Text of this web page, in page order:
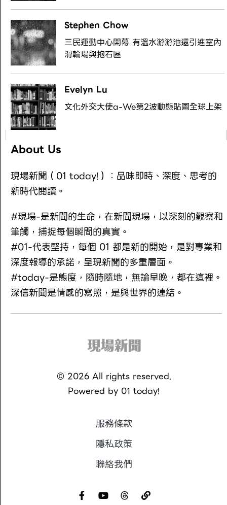
Stephen Chow
三民運動中心開幕 有溫水游游池還引進室內
滑輪場與抱石區
Evelyn Lu
文化外交大使a-We第2波動態貼圖全球上架
About Us
現場新聞（01 today!）：品味即時、深度、思考的
新時代閱讀。
#現場-是新聞的生命，在新聞現場，以深刻的觀察和
筆觸，捕捉每個瞬間的真實。
#01-代表堅持，每個 01 都是新的開始，是對專業和
深度報導的承諾，呈現新聞的多重層面。
#today-是態度，隨時隨地，無論早晚，都在這裡。
深信新聞是情感的寫照，是與世界的連結。
© 2026All rights reserved.
Powered by 01 today!
服務條款
隱私政策
聯絡我們